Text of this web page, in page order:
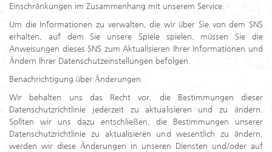
Einschränkungen im Zusammenhang mit unserem Service.
Um die Informationen zu verwalten, die wir über Sie von dem SNS
erhalten, auf dem Sie unsere Spiele spielen, müssen Sie die
Anweisungen dieses SNS zum Aktualisieren Ihrer Informationen und
Ändern Ihrer Datenschutzeinstellungen befolgen.
Benachrichtigung über Änderungen
Wir behalten uns das Recht vor, die Bestimmungen dieser
Datenschutzrichtlinie jederzeit zu aktualisieren und zu ändern.
Sollten wir uns dazu entschließen, die Bestimmungen unserer
Datenschutzrichtlinie zu aktualisieren und wesentlich zu ändern,
werden wir diese Änderungen in unseren Diensten und/oder auf